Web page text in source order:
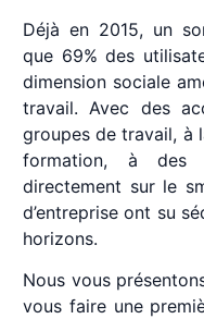
Déjà en 2015, un
que 69% des
dimension sociale
travail. Avec des
groupes de travail, à
formation, à des
directement sur le
d’entreprise ont su
horizons.
Nous vous
vous faire une